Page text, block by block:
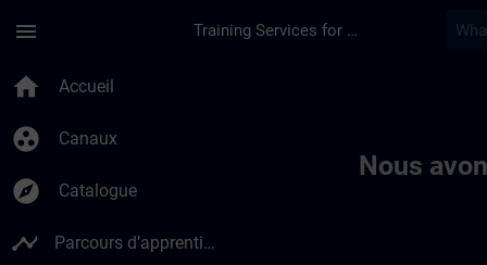
menu Training Services for Digital Industries
home Accueil
group_work Canaux
explore Catalogue
timeline Parcours d’apprentissage
Nous